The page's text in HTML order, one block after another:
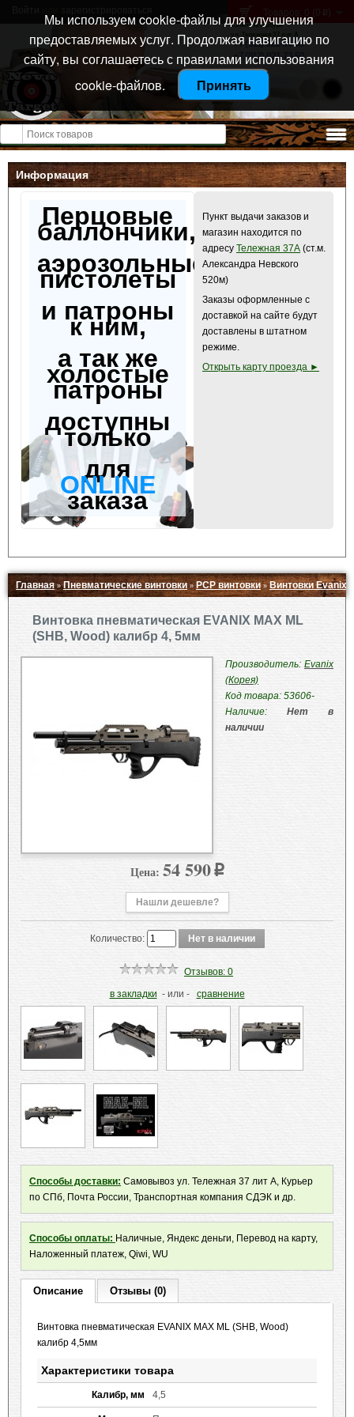
Санкт-Петербург
ул. Тележная 37 лит А
+7 (911) 021-04-08
+7 (812) 921-73-50
Товаров: 0 (0 p )
Открыть меню
Информация
Перцовые
баллончики,
аэрозольные
пистолеты
и патроны
к ним,
а так же
холостые
патроны
доступны
только
для
ONLINE
заказа
Пункт выдачи заказов и
магазин находится по
адресу Тележная 37А (ст.м.
Александра Невского
520м)
Заказы оформленные с
доставкой на сайте будут
доставлены в штатном
режиме.
Открыть карту проезда ►
Главная»Пневматические винтовки » PCP винтовки»Винтовки Evanix
Винтовка пневматическая EVANIX MAX ML
(SHB, Wood) калибр 4, 5мм
Производитель: Evanix
(Корея)
Код товара: 53606-
Наличие: Нет в
наличии
Цена: 54 590p
Нашли дешевле?
Количество:
Отзывов: 0
в закладки - или - сравнение
Способы доставки: Самовывоз ул. Тележная 37 лит А, Курьер
по СПб, Почта России, Транспортная компания СДЭК и др.
Способы оплаты: Наличные, Яндекс деньги, Перевод на карту,
Наложенный платеж, Qiwi, WU
Описание Отзывы (0)
Винтовка пневматическая EVANIX MAX ML (SHB, Wood)
калибр 4,5мм
Характеристики товара
Калибр, мм 4,5
Мы используем cookie-файлы для улучшения
предоставляемых услуг. Продолжая навигацию по
сайту, вы соглашаетесь с правилами использования
cookie-файлов.
Принять